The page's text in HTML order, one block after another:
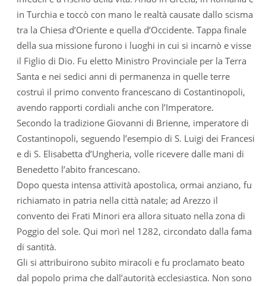
in Turchia e toccò con mano le realtà causate dallo scisma
tra la Chiesa d’Oriente e quella d’Occidente. Tappa finale
della sua missione furono i luoghi in cui si incarnò e visse
il Figlio di Dio. Fu eletto Ministro Provinciale per la Terra
Santa e nei sedici anni di permanenza in quelle terre
costruì il primo convento francescano di Costantinopoli,
avendo rapporti cordiali anche con l’Imperatore.
Secondo la tradizione Giovanni di Brienne, imperatore di
Costantinopoli, seguendo l’esempio di S. Luigi dei Francesi
e di S. Elisabetta d’Ungheria, volle ricevere dalle mani di
Benedetto l’abito francescano.
Dopo questa intensa attività apostolica, ormai anziano, fu
richiamato in patria nella città natale; ad Arezzo il
convento dei Frati Minori era allora situato nella zona di
Poggio del sole. Qui morì nel 1282, circondato dalla fama
di santità.
Gli si attribuirono subito miracoli e fu proclamato beato
dal popolo prima che dall’autorità ecclesiastica. Non sono